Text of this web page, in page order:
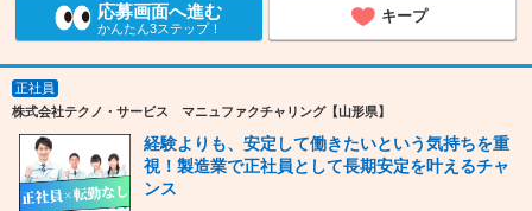
応募画面へ進む
かんたん3ステップ！
キープ
正社員
株式会社テクノ・サービス マニュファクチャリング【山形県】
経験よりも、安定して働きたいという気持ちを重
視！製造業で正社員として長期安定を叶えるチャ
ンス